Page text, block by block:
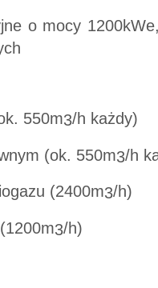
o mocy
550m3/h każdy)
(ok. 550m3/h
(2400m3/h)
3/h)